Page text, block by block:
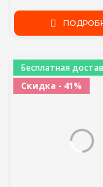
3000 Вт
Для
Бесплатная
Скидка - 41%